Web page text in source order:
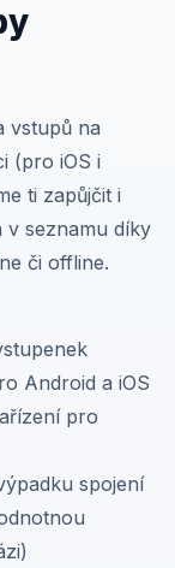
vstupů na
(pro iOS i
ti zapůjčit i
v seznamu díky
či offline.
Android a iOS
pro
spojení